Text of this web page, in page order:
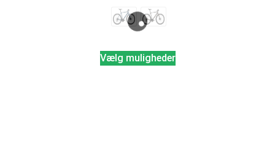
Vælg muligheder